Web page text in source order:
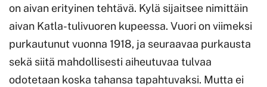
on aivan erityinen tehtävä. Kylä sijaitsee nimittäin
aivan Katla-tulivuoren kupeessa. Vuori on viimeksi
purkautunut vuonna 1918, ja seuraavaa purkausta
sekä siitä mahdollisesti aiheutuvaa tulvaa
odotetaan koska tahansa tapahtuvaksi. Mutta ei